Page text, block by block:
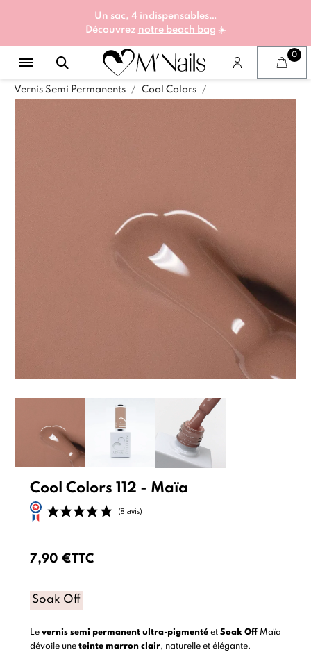
Un sac, 4 indispensables…
Découvrez notre beach bag ☀️
Vernis Semi Permanents Cool Colors
Cool Colors 112 - Maïa
7,90 €TTC
Soak Off
Le vernis semi permanent ultra-pigmentéet Soak OffMaïa
dévoile une teinte marron clair, naturelle et élégante.